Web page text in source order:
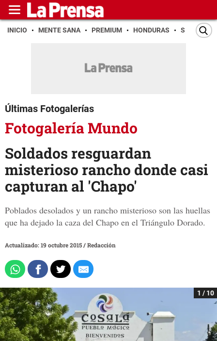
INICIO MENTE SANA PREMIUM HONDURAS SAN PEDRO
Últimas Fotogalerías
Fotogalería Mundo
Soldados resguardan
misterioso rancho donde casi
capturan al 'Chapo'
Poblados desolados y un rancho misterioso son las huellas
que ha dejado la caza del Chapo en el Triángulo Dorado.
Actualizado: 19 octubre 2015/Redacción
1 / 10